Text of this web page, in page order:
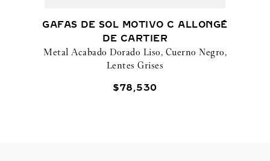
GAFAS DE SOL MOTIVO C ALLONGÉ
DE CARTIER
Metal Acabado Dorado Liso, Cuerno Negro,
Lentes Grises
$78,530